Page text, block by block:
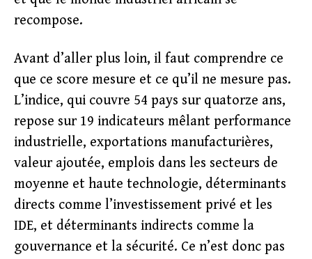
recompose.
Avant d’aller plus loin, il faut comprendre ce
que ce score mesure et ce qu’il ne mesure pas.
L’indice, qui couvre 54 pays sur quatorze ans,
repose sur 19 indicateurs mêlant performance
industrielle, exportations manufacturières,
valeur ajoutée, emplois dans les secteurs de
moyenne et haute technologie, déterminants
directs comme l’investissement privé et les
IDE, et déterminants indirects comme la
gouvernance et la sécurité. Ce n’est donc pas